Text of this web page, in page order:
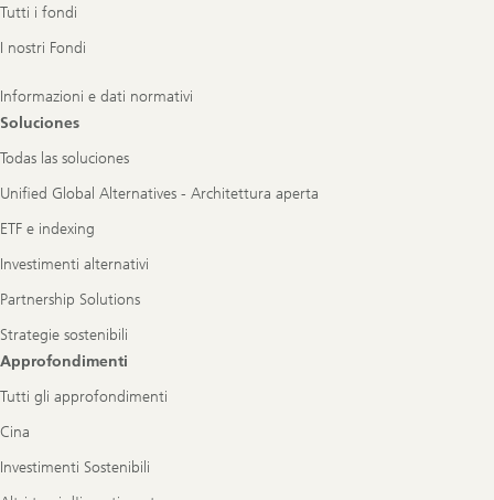
Tutti i fondi
I nostri Fondi
Informazioni e dati normativi
Soluciones
Todas las soluciones
Unified Global Alternatives - Architettura aperta
ETF e indexing
Investimenti alternativi
Partnership Solutions
Strategie sostenibili
Approfondimenti
Tutti gli approfondimenti
Cina
Investimenti Sostenibili